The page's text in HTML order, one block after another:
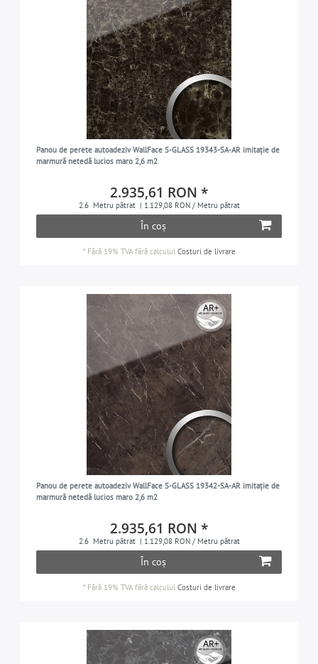
Panou de perete autoadeziv WallFace S-GLASS 19343-SA-AR imitație de
marmură netedă lucios maro 2,6 m2
2.935,61 RON *
2.6 Metru pătrat | 1.129,08 RON / Metru pătrat
În coș
* Fără 19% TVAfără calculul Costuri de livrare
Panou de perete autoadeziv WallFace S-GLASS 19342-SA-AR imitație de
marmură netedă lucios maro 2,6 m2
2.935,61 RON *
2.6 Metru pătrat | 1.129,08 RON / Metru pătrat
În coș
* Fără 19% TVAfără calculul Costuri de livrare